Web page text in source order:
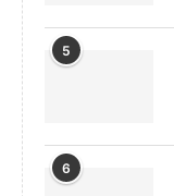
5
6